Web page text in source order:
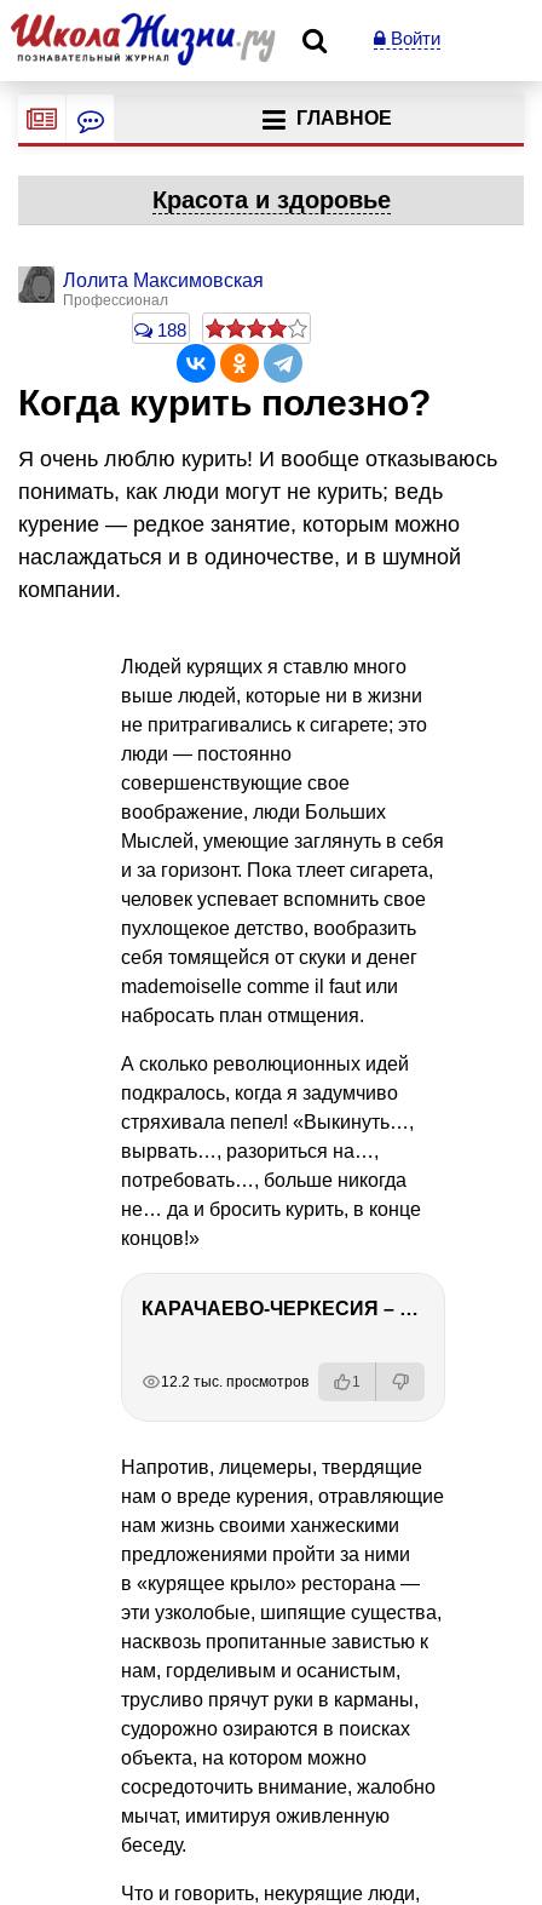
Войти
ГЛАВНОЕ
Красота и здоровье
Лолита Максимовская
Профессионал
188
Когда курить полезно?
Я очень люблю курить! И вообще отказываюсь
понимать, как люди могут не курить; ведь
курение — редкое занятие, которым можно
наслаждаться и в одиночестве, и в шумной
компании.
Людей курящих я ставлю много
выше людей, которые ни в жизни
не притрагивались к сигарете; это
люди — постоянно
совершенствующие свое
воображение, люди Больших
Мыслей, умеющие заглянуть в себя
и за горизонт. Пока тлеет сигарета,
человек успевает вспомнить свое
пухлощекое детство, вообразить
себя томящейся от скуки и денег
mademoiselle comme il faut или
набросать план отмщения.
А сколько революционных идей
подкралось, когда я задумчиво
стряхивала пепел! «Выкинуть…,
вырвать…, разориться на…,
потребовать…, больше никогда
не… да и бросить курить, в конце
концов!»
КАРАЧАЕВО-ЧЕРКЕСИЯ – ПУТЕШЕСТВИЕ НА КАВКАЗ часть 2
12.2 тыс. просмотров 1
Напротив, лицемеры, твердящие
нам о вреде курения, отравляющие
нам жизнь своими ханжескими
предложениями пройти за ними
в «курящее крыло» ресторана —
эти узколобые, шипящие существа,
насквозь пропитанные завистью к
нам, горделивым и осанистым,
трусливо прячут руки в карманы,
судорожно озираются в поисках
объекта, на котором можно
сосредоточить внимание, жалобно
мычат, имитируя оживленную
беседу.
Что и говорить, некурящие люди,